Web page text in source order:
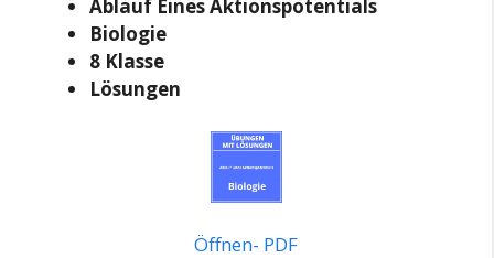
Ablauf Eines Aktionspotentials
Biologie
8 Klasse
Lösungen
Öffnen- PDF